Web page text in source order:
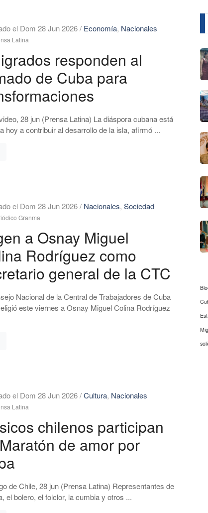
el Dom 28 Jun 2026/ Economía, Nacionales
Latina
responden al
de Cuba para
28 jun (Prensa Latina) La diáspora cubana está
hoy a contribuir al desarrollo de la isla, afirmó ...
el Dom 28 Jun 2026/ Nacionales, Sociedad
Granma
a Osnay Miguel
Rodríguez como
general de la CTC
Nacional de la Central de Trabajadores de Cuba
este viernes a Osnay Miguel Colina Rodríguez
el Dom 28 Jun 2026/Cultura, Nacionales
Latina
chilenos participan
de amor por
de Chile, 28 jun (Prensa Latina) Representantes de
el bolero, el folclor, la cumbia y otros ...